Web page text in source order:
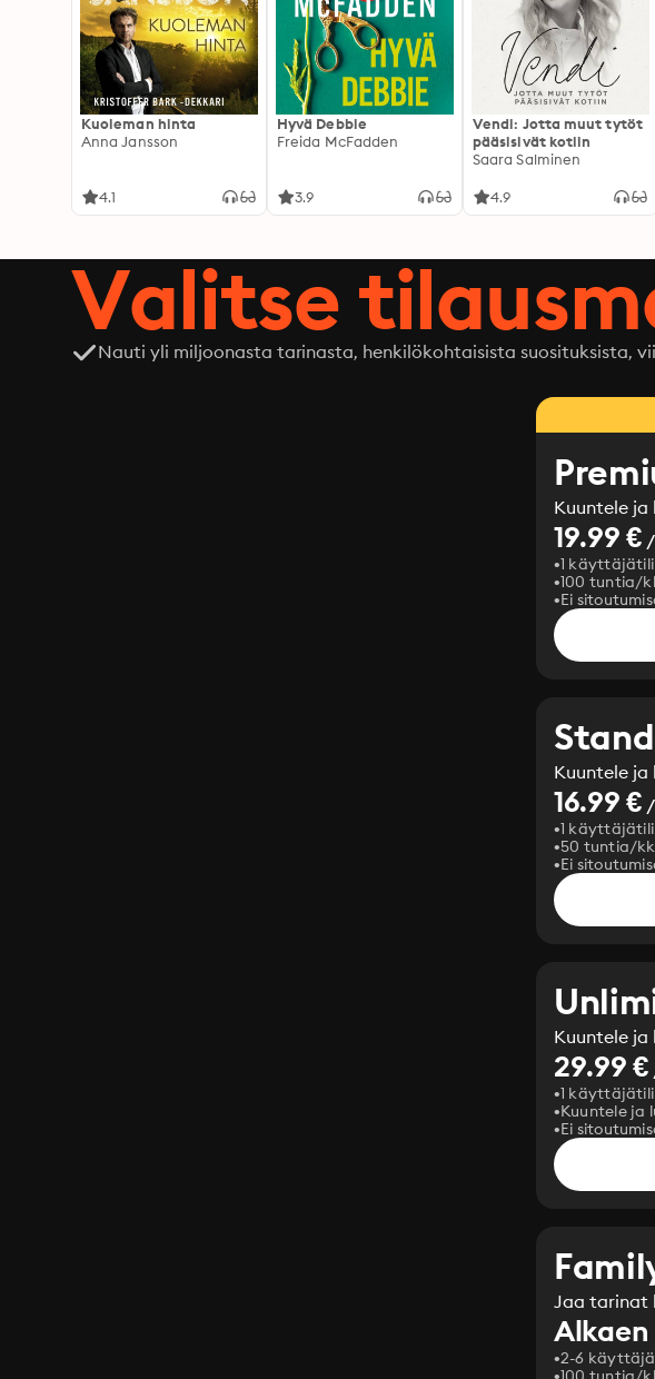
Kuoleman hinta
Anna Jansson
4.1
Hyvä Debbie
Freida McFadden
3.9
Vendi: Jotta muut tytöt
pääsisivät kotiin
Saara Salminen
4.9
Valitse
Nauti yli miljoonasta tarinasta, henkilökohtaisista suosituksista,
Kuuntele ja
19.99 €
1 käyttäjätili
100 tuntia/
Ei
Kuuntele ja
16.99 €
1 käyttäjätili
50 tuntia/kk
Ei
Kuuntele
29.99 €
1 käyttäjätili
Kuuntele ja
Ei
Jaa tarinat
Alkaen
2-6